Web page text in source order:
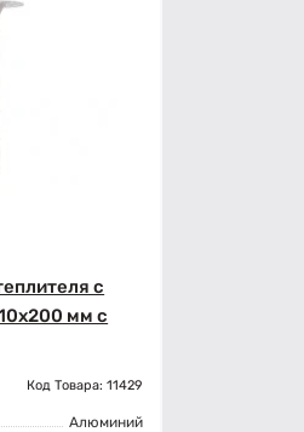
с
мм с
Код Товара: 11429
Алюминий